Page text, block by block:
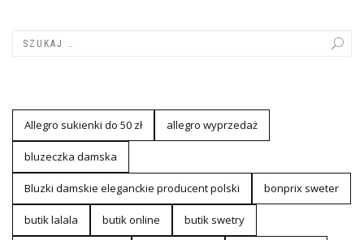
Allegro sukienki do 50 zł allegro wyprzedaż
bluzeczka damska
Bluzki damskie eleganckie producent polski bonprix sweter
butik lalala butik online butik swetry